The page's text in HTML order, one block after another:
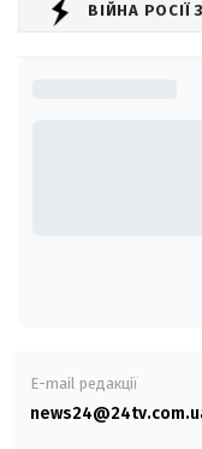
ВІЙНА РОСІЇ
E-mail редакції